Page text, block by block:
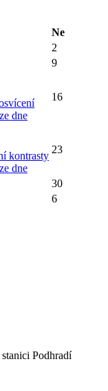
Ne
2
9
dne
16
kontrasty
dne
23
30
6
Podhradí